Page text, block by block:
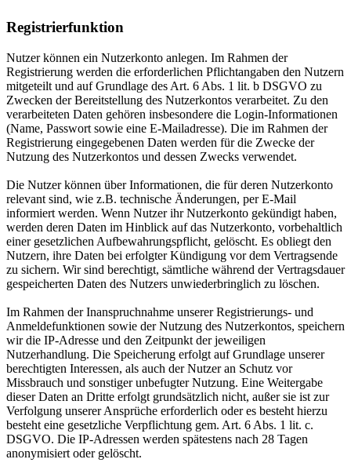
Registrierfunktion
Nutzer können ein Nutzerkonto anlegen. Im Rahmen der
Registrierung werden die erforderlichen Pflichtangaben den Nutzern
mitgeteilt und auf Grundlage des Art. 6 Abs. 1 lit. b DSGVO zu
Zwecken der Bereitstellung des Nutzerkontos verarbeitet. Zu den
verarbeiteten Daten gehören insbesondere die Login-Informationen
(Name, Passwort sowie eine E-Mailadresse). Die im Rahmen der
Registrierung eingegebenen Daten werden für die Zwecke der
Nutzung des Nutzerkontos und dessen Zwecks verwendet.
Die Nutzer können über Informationen, die für deren Nutzerkonto
relevant sind, wie z.B. technische Änderungen, per E-Mail
informiert werden. Wenn Nutzer ihr Nutzerkonto gekündigt haben,
werden deren Daten im Hinblick auf das Nutzerkonto, vorbehaltlich
einer gesetzlichen Aufbewahrungspflicht, gelöscht. Es obliegt den
Nutzern, ihre Daten bei erfolgter Kündigung vor dem Vertragsende
zu sichern. Wir sind berechtigt, sämtliche während der Vertragsdauer
gespeicherten Daten des Nutzers unwiederbringlich zu löschen.
Im Rahmen der Inanspruchnahme unserer Registrierungs- und
Anmeldefunktionen sowie der Nutzung des Nutzerkontos, speichern
wir die IP-Adresse und den Zeitpunkt der jeweiligen
Nutzerhandlung. Die Speicherung erfolgt auf Grundlage unserer
berechtigten Interessen, als auch der Nutzer an Schutz vor
Missbrauch und sonstiger unbefugter Nutzung. Eine Weitergabe
dieser Daten an Dritte erfolgt grundsätzlich nicht, außer sie ist zur
Verfolgung unserer Ansprüche erforderlich oder es besteht hierzu
besteht eine gesetzliche Verpflichtung gem. Art. 6 Abs. 1 lit. c.
DSGVO. Die IP-Adressen werden spätestens nach 28 Tagen
anonymisiert oder gelöscht.